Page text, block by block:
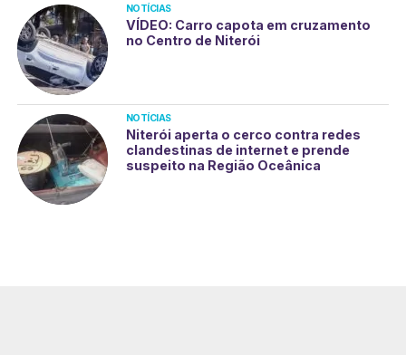
NOTÍCIAS
VÍDEO: Carro capota em cruzamento
no Centro de Niterói
NOTÍCIAS
Niterói aperta o cerco contra redes
clandestinas de internet e prende
suspeito na Região Oceânica